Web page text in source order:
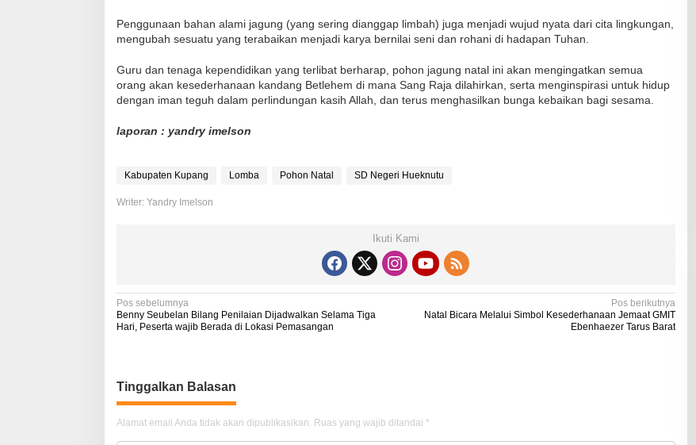
Penggunaan bahan alami jagung (yang sering dianggap limbah) juga menjadi wujud nyata dari cita lingkungan,
mengubah sesuatu yang terabaikan menjadi karya bernilai seni dan rohani di hadapan Tuhan.
Guru dan tenaga kependidikan yang terlibat berharap, pohon jagung natal ini akan mengingatkan semua
orang akan kesederhanaan kandang Betlehem di mana Sang Raja dilahirkan, serta menginspirasi untuk hidup
dengan iman teguh dalam perlindungan kasih Allah, dan terus menghasilkan bunga kebaikan bagi sesama.
laporan : yandry imelson
Kabupaten Kupang Lomba Pohon Natal SD Negeri Hueknutu
Writer: Yandry Imelson
Ikuti Kami
N
a
g
a
Pos sebelumnya
Benny Seubelan Bilang Penilaian Dijadwalkan Selama Tiga
Hari, Peserta wajib Berada di Lokasi Pemasangan
Pos berikutnya
Natal Bicara Melalui Simbol Kesederhanaan Jemaat GMIT
Ebenhaezer Tarus Barat
Tinggalkan Balasan
Alamat email Anda tidak akan dipublikasikan. Ruas yang wajib ditandai *
RSUD Naibonat Musnahkan Obat
Kadaluarsa